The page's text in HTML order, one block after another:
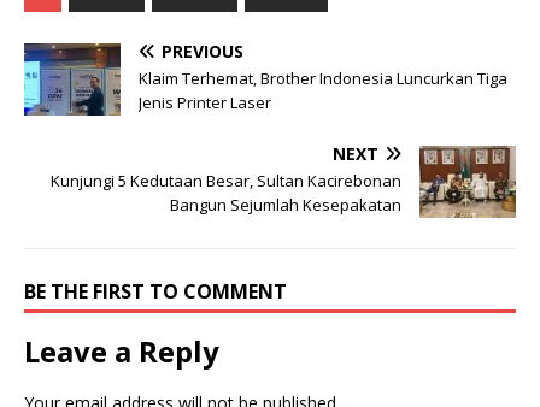
PREVIOUS
Klaim Terhemat, Brother Indonesia Luncurkan Tiga
Jenis Printer Laser
NEXT
Kunjungi 5 Kedutaan Besar, Sultan Kacirebonan
Bangun Sejumlah Kesepakatan
BE THE FIRST TO COMMENT
Leave a Reply